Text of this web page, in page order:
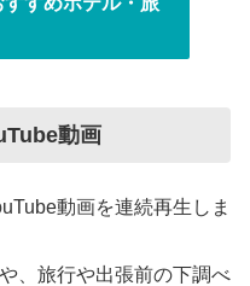
動画
動画を連続再生しま
、旅行や出張前の下調べ